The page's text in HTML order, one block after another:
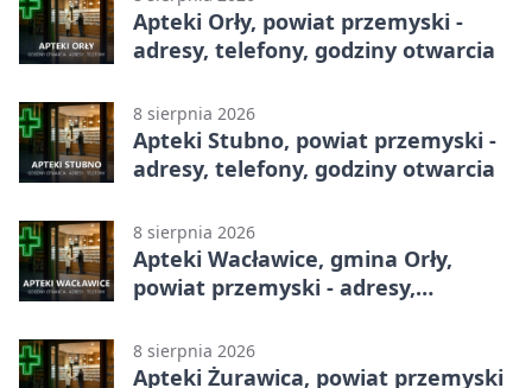
Apteki Orły, powiat przemyski -
adresy, telefony, godziny otwarcia
8 sierpnia 2026
Apteki Stubno, powiat przemyski -
adresy, telefony, godziny otwarcia
8 sierpnia 2026
Apteki Wacławice, gmina Orły,
powiat przemyski - adresy,
8 sierpnia 2026
Apteki Żurawica, powiat przemyski